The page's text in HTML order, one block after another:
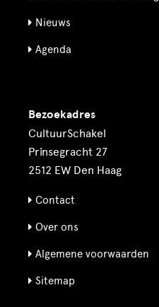
Nieuws
Agenda
Bezoekadres
CultuurSchakel
Prinsegracht 27
2512 EW Den Haag
Contact
Over ons
Algemene voorwaarden
Sitemap